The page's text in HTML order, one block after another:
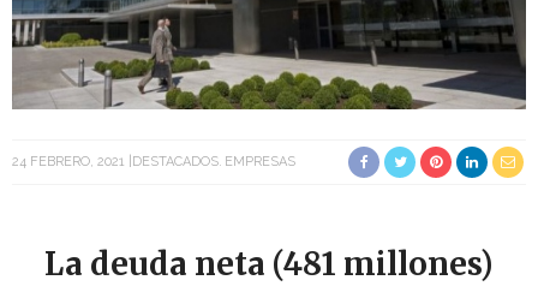
24 FEBRERO, 2021 DESTACADOS EMPRESAS
La deuda neta (481 millones)